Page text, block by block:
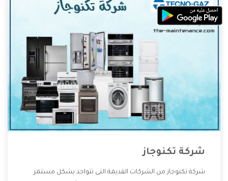
شركة تكنوجاز
شركة تكنوجاز من الشركات القديمة التى تتواجد بشكل مستمر